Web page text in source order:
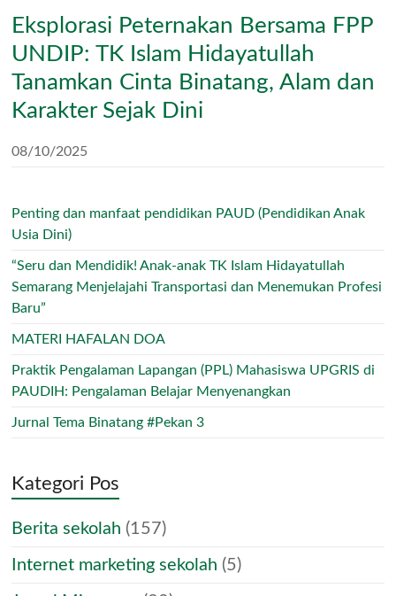
Eksplorasi Peternakan Bersama FPP
UNDIP: TK Islam Hidayatullah
Tanamkan Cinta Binatang, Alam dan
Karakter Sejak Dini
08/10/2025
Penting dan manfaat pendidikan PAUD (Pendidikan Anak
Usia Dini)
“Seru dan Mendidik! Anak-anak TK Islam Hidayatullah
Semarang Menjelajahi Transportasi dan Menemukan Profesi
Baru”
MATERI HAFALAN DOA
Praktik Pengalaman Lapangan (PPL) Mahasiswa UPGRIS di
PAUDIH: Pengalaman Belajar Menyenangkan
Jurnal Tema Binatang #Pekan 3
Kategori Pos
Berita sekolah (157)
Internet marketing sekolah (5)